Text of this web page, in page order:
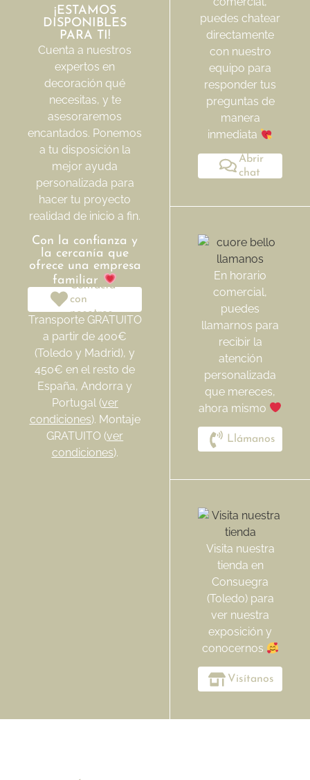
¡ESTAMOS
DISPONIBLES
PARA TI!
Cuenta a nuestros
expertos en
decoración qué
necesitas, y te
asesoraremos
encantados. Ponemos
a tu disposición la
mejor ayuda
personalizada para
hacer tu proyecto
realidad de inicio a fin.
Con la confianza y
la cercanía que
ofrece una empresa
familiar
Contacta
con
nosotros
Transporte GRATUITO
a partir de 400€
(Toledo y Madrid), y
450€ en el resto de
España, Andorra y
Portugal (ver
condiciones). Montaje
GRATUITO (ver
condiciones).
puedes chatear
directamente
con nuestro
equipo para
responder tus
preguntas de
manera
inmediata
Abrir
chat
En horario
comercial,
puedes
llamarnos para
recibir la
atención
personalizada
que mereces,
ahora mismo
Llámanos
Visita nuestra
tienda en
Consuegra
(Toledo) para
ver nuestra
exposición y
conocernos
Visítanos